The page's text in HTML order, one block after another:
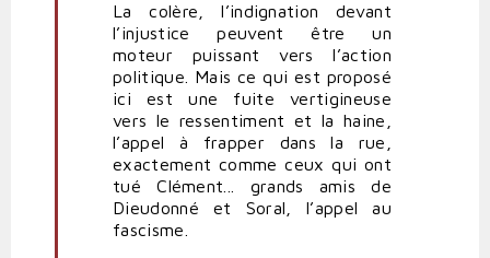
La colère, l’indignation devant
l’injustice peuvent être un
moteur puissant vers l’action
politique. Mais ce qui est proposé
ici est une fuite vertigineuse
vers le ressentiment et la haine,
l’appel à frapper dans la rue,
exactement comme ceux qui ont
tué Clément... grands amis de
Dieudonné et Soral, l’appel au
fascisme.